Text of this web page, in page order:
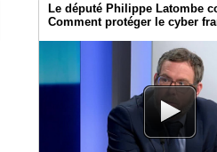
Le député Philippe Latombe
Comment protéger le cyber